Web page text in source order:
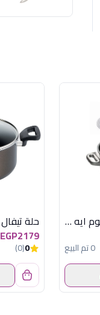
حلة مدورة 26 سم تيتانيوم ايه ام تى
0 تم البيع
EGP2179
0
(0)